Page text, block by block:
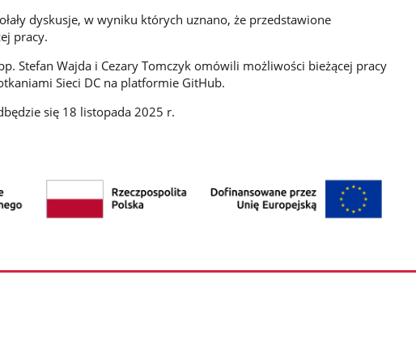
dyskusje, w wyniku których uznano, że przedstawione
pracy.
Stefan Wajda i Cezary Tomczyk omówili możliwości bieżącej pracy
Sieci DC na platformie GitHub.
się 18 listopada 2025 r.